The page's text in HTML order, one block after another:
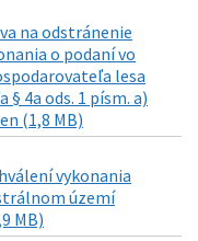
na odstránenie
o podaní vo
lesa
4a ods. 1 písm. a)
(1,8 MB)
vykonania
území
MB)